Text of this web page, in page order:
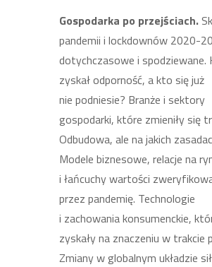
Gospodarka po przejściach.
pandemii i lockdownów 2020-
dotychczasowe i spodziewane.
zyskał odporność, a kto się już
nie podniesie? Branże i sektory
gospodarki, które zmieniły się
Odbudowa, ale na jakich
Modele biznesowe, relacje na
i łańcuchy wartości
przez pandemię. Technologie
i zachowania konsumenckie,
zyskały na znaczeniu w trakcie
Zmiany w globalnym układzie